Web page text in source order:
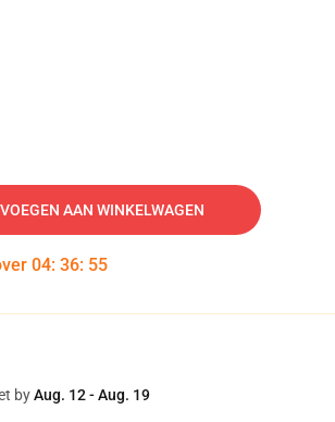
AAN WINKELWAGEN
04: 36: 54
byAug. 12 - Aug. 19